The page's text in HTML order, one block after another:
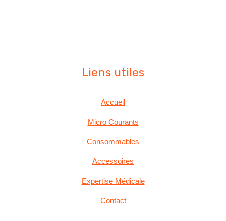
Liens utiles
Accueil
Micro Courants
Consommables
Accessoires
Expertise Médicale
Contact